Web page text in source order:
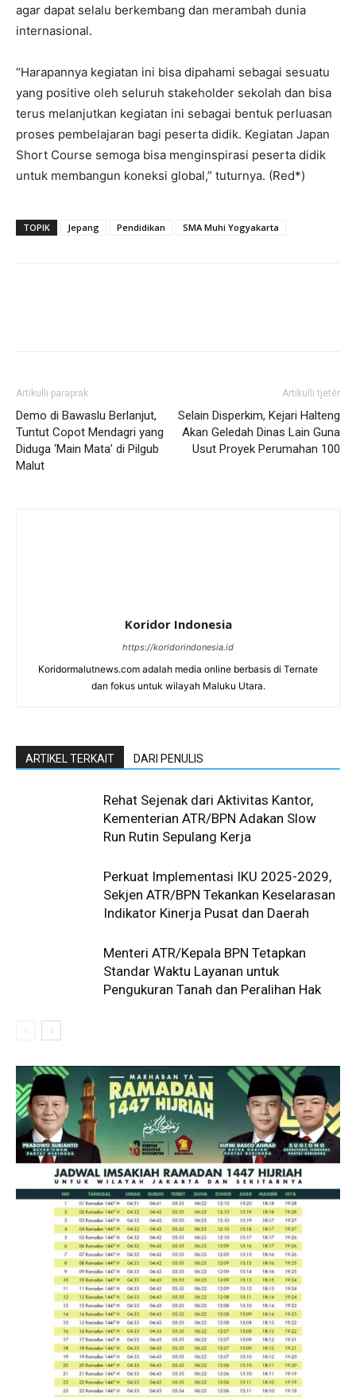
agar dapat selalu berkembang dan merambah dunia
internasional.
“Harapannya kegiatan ini bisa dipahami sebagai sesuatu
yang positive oleh seluruh stakeholder sekolah dan bisa
terus melanjutkan kegiatan ini sebagai bentuk perluasan
proses pembelajaran bagi peserta didik. Kegiatan Japan
Short Course semoga bisa menginspirasi peserta didik
untuk membangun koneksi global,” tuturnya. (Red*)
TOPIK Jepang Pendidikan SMA Muhi Yogyakarta
Artikulli paraprak
Demo di Bawaslu Berlanjut,
Tuntut Copot Mendagri yang
Diduga ‘Main Mata’ di Pilgub
Malut
Artikulli tjetër
Selain Disperkim, Kejari Halteng
Akan Geledah Dinas Lain Guna
Usut Proyek Perumahan 100
Koridor Indonesia
https://koridorindonesia.id
Koridormalutnews.com adalah media online berbasis di Ternate
dan fokus untuk wilayah Maluku Utara.
ARTIKEL TERKAIT DARI PENULIS
Rehat Sejenak dari Aktivitas Kantor,
Kementerian ATR/BPN Adakan Slow
Run Rutin Sepulang Kerja ‎
Perkuat Implementasi IKU 2025-2029,
Sekjen ATR/BPN Tekankan Keselarasan
Indikator Kinerja Pusat dan Daerah
Menteri ATR/Kepala BPN Tetapkan
Standar Waktu Layanan untuk
Pengukuran Tanah dan Peralihan Hak